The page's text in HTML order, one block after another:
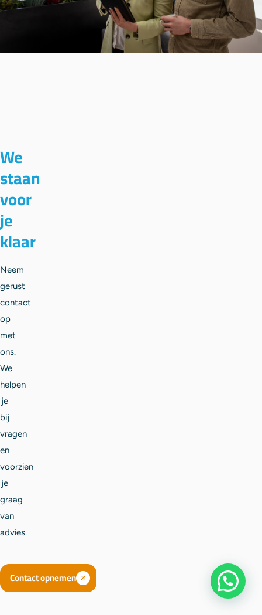
We
staan
voor
je
klaar
Neem
gerust
contact
op
met
ons.
We
helpen
je
bij
vragen
en
voorzien
je
graag
van
advies.
Contact opnemen
Solliciteren